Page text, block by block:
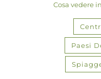
Cosa vedere
Paesi